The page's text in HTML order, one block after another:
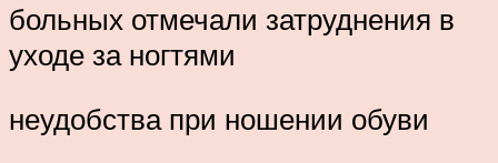
больных отмечали затруднения в
уходе за ногтями
неудобства при ношении обуви